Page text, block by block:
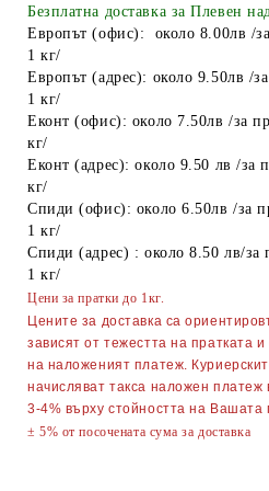
Найлонови торбички и
Пликове за лед
Спирт
Боя за яйца
Други
ТАБАКЕРИ
Точило за ножове и
Парти Артикули торти
украса
АКСЕСОАРИ ЗА КОСА
Безплатна доставка за Плевен
Европът (офис): около 8.00лв /
1 кг/
Европът (адрес): около 9.50лв /
1 кг/
Еконт (офис): около 7.50лв /за
кг/
Еконт (адрес): около 9.50 лв /за
кг/
Спиди (офис): около 6.50лв /за
1 кг/
Спиди (адрес) : около 8.50 лв/за
1 кг/
Цени за пратки до 1кг.
Цените за доставка са
зависят от тежестта на пратката и
на наложеният платеж.
начисляват такса наложен платеж
3-4% върху стойността на Вашата
± 5% от посочената сума за доставка